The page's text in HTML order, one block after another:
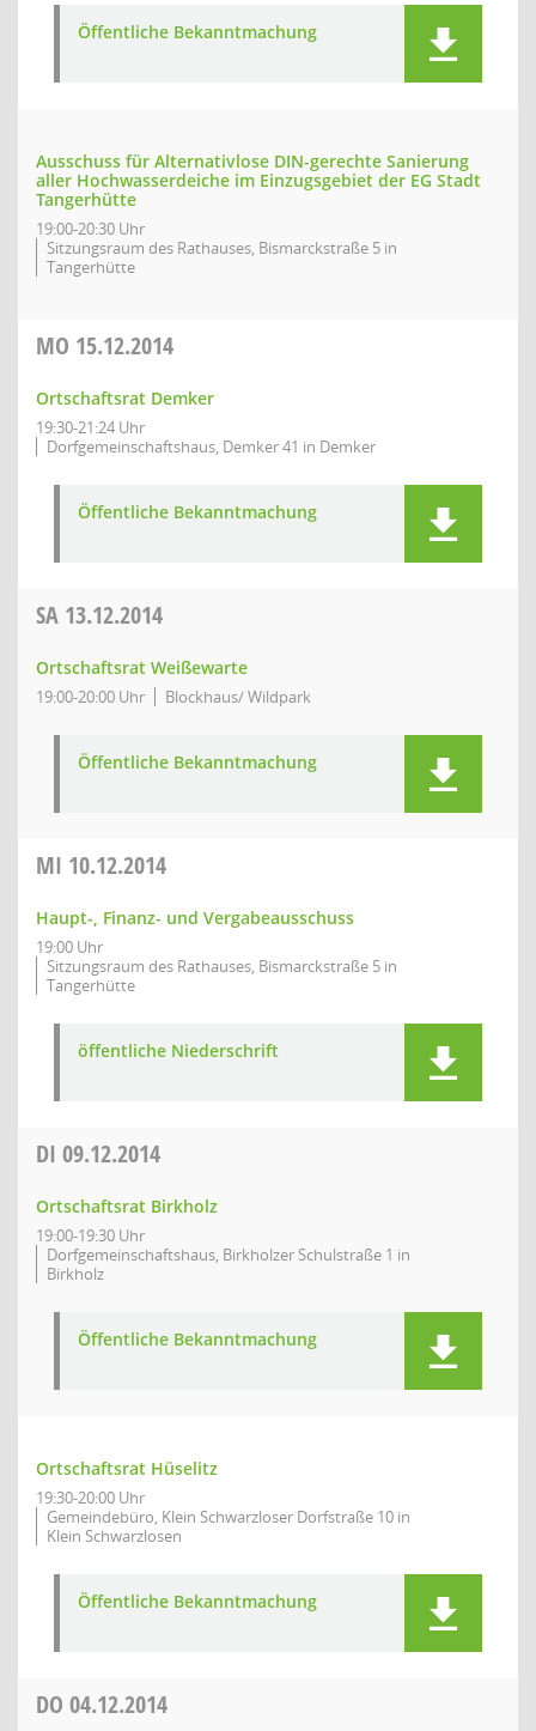
Öffentliche Bekanntmachung
Ausschuss für Alternativlose DIN-gerechte Sanierung
aller Hochwasserdeiche im Einzugsgebiet der EG Stadt
Tangerhütte
19:00-20:30 Uhr
Sitzungsraum des Rathauses, Bismarckstraße 5 in
Tangerhütte
MO 15.12.2014
Ortschaftsrat Demker
19:30-21:24 Uhr
Dorfgemeinschaftshaus, Demker 41 in Demker
Öffentliche Bekanntmachung
SA 13.12.2014
Ortschaftsrat Weißewarte
19:00-20:00 Uhr Blockhaus/ Wildpark
Öffentliche Bekanntmachung
MI 10.12.2014
Haupt-, Finanz- und Vergabeausschuss
19:00 Uhr
Sitzungsraum des Rathauses, Bismarckstraße 5 in
Tangerhütte
öffentliche Niederschrift
DI 09.12.2014
Ortschaftsrat Birkholz
19:00-19:30 Uhr
Dorfgemeinschaftshaus, Birkholzer Schulstraße 1 in
Birkholz
Öffentliche Bekanntmachung
Ortschaftsrat Hüselitz
19:30-20:00 Uhr
Gemeindebüro, Klein Schwarzloser Dorfstraße 10 in
Klein Schwarzlosen
Öffentliche Bekanntmachung
DO 04.12.2014